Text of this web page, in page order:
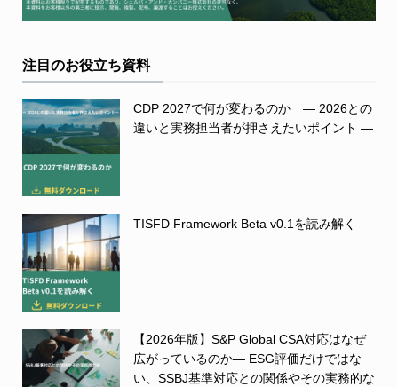
注目のお役立ち資料
CDP 2027で何が変わるのか ― 2026との
違いと実務担当者が押さえたいポイント ―
TISFD Framework Beta v0.1を読み解く
【2026年版】S&P Global CSA対応はなぜ
広がっているのか― ESG評価だけではな
い、SSBJ基準対応との関係やその実務的な